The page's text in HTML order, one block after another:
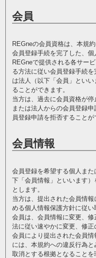
会員
REGneの会員資格は、本規
会員登録手続を完了した、個
REGneで提供される各サー
る方法に従い会員登録手続
は法人（以下「会員」とい
ることができます。
当方は、過去に会員資格が
または法人からの会員登録
員登録申請を拒否することが
会員情報
会員登録を希望する個人ま
下「会員情報」といいます
とします。
当方は、提出された会員情
める個人情報保護方針に従い
会員は、会員情報に変更、
法に従い速やかに変更、修正
会員により提出された会員
には、本規約への違反行為
取消とする根拠となることを